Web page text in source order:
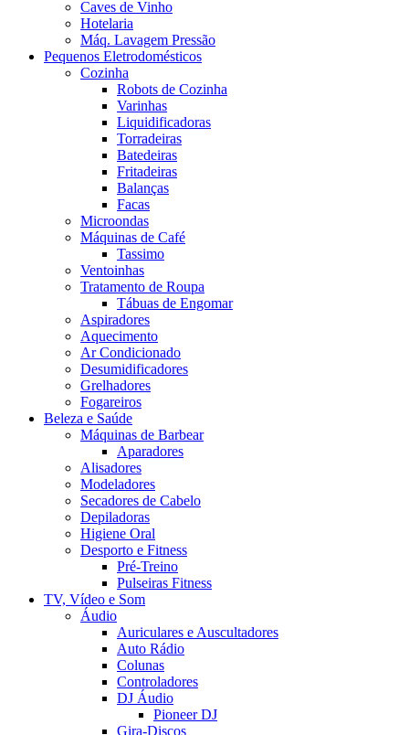
Caves de Vinho
Hotelaria
Máq. Lavagem Pressão
Pequenos Eletrodomésticos
Cozinha
Robots de Cozinha
Varinhas
Liquidificadoras
Torradeiras
Batedeiras
Fritadeiras
Balanças
Facas
Microondas
Máquinas de Café
Tassimo
Ventoinhas
Tratamento de Roupa
Tábuas de Engomar
Aspiradores
Aquecimento
Ar Condicionado
Desumidificadores
Grelhadores
Fogareiros
Beleza e Saúde
Máquinas de Barbear
Aparadores
Alisadores
Modeladores
Secadores de Cabelo
Depiladoras
Higiene Oral
Desporto e Fitness
Pré-Treino
Pulseiras Fitness
TV, Vídeo e Som
Áudio
Auriculares e Auscultadores
Auto Rádio
Colunas
Controladores
DJ Áudio
Pioneer DJ
Gira-Discos